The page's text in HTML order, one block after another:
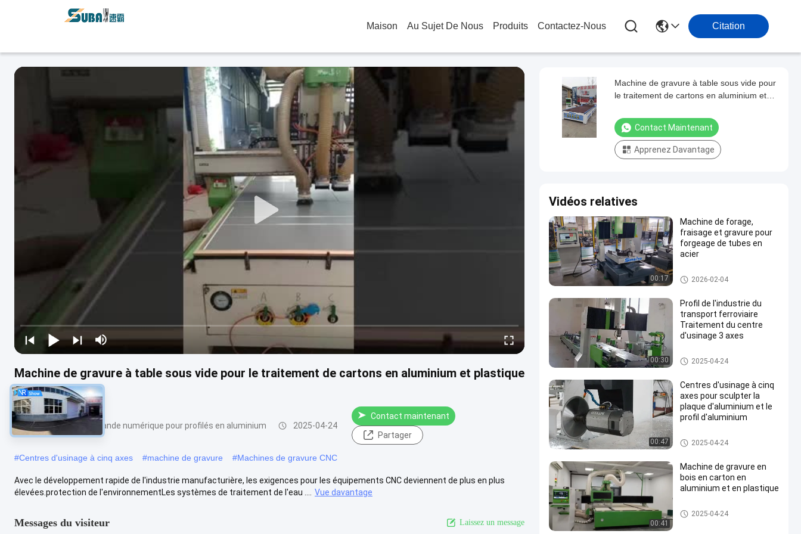
Maison Au Sujet De Nous Produits Contactez-Nous Citation
Machine de gravure à table sous vide pour le traitement de cartons en aluminium et plastique
2080
Machinerie à commande numérique pour profilés en aluminium 2025-04-24
Contact maintenant
Partager
#Centres d'usinage à cinq axes #machine de gravure #Machines de gravure CNC
Avec le développement rapide de l'industrie manufacturière, les exigences pour les équipements CNC deviennent de plus en plus
élevées.protection de l'environnementLes systèmes de traitement de l'eau ....
Vue davantage
Messages du visiteur Laissez un message
Machine de gravure à table sous vide pour
le traitement de cartons en aluminium et
Contact Maintenant
Apprenez Davantage
Vidéos relatives
00:17
Machine de forage,
fraisage et gravure pour
forgeage de tubes en
acier
Machinerie à commande num
érique pour profilés en alumini
2026-02-04
00:30
Profil de l'industrie du
transport ferroviaire
Traitement du centre
d'usinage 3 axes
Machinerie à commande num
érique pour profilés en alumini
2025-04-24
00:47
Centres d'usinage à cinq
axes pour sculpter la
plaque d'aluminium et le
profil d'aluminium
Machinerie à commande num
érique pour profilés en alumini
2025-04-24
00:41
Machine de gravure en
bois en carton en
aluminium et en plastique
Machinerie à commande num
érique pour profilés en alumini
2025-04-24